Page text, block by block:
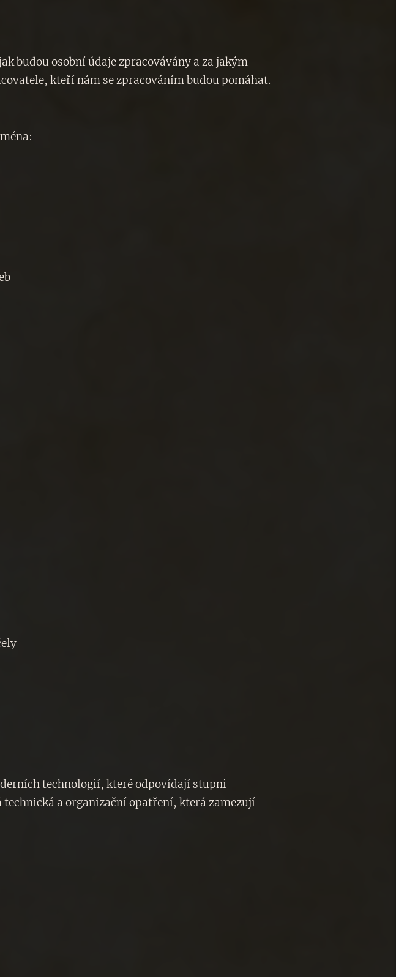
budou osobní údaje zpracovávány a za jakým
kteří nám se zpracováním budou pomáhat.
technologií, které odpovídají stupni
a organizační opatření, která zamezují